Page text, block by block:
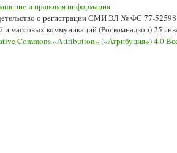
и правовая информация
о регистрации СМИ ЭЛ № ФС 77-
массовых коммуникаций (Роскомнадзор) 25
Commons «Attribution» («Атрибуция») 4.0